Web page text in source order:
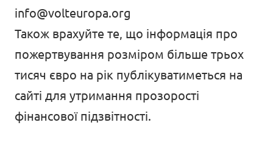
info@volteuropa.org
Також врахуйте те, що інформація про
пожертвування розміром більше трьох
тисяч євро на рік публікуватиметься на
сайті для утримання прозорості
фінансової підзвітності.